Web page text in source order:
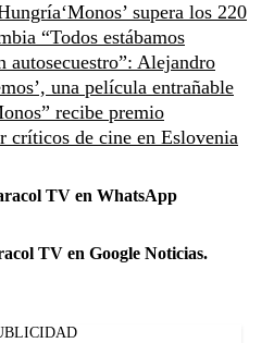
‘Monos’ supera los 220
“Todos estábamos
autosecuestro”: Alejandro
una película entrañable
recibe premio
críticos de cine en Eslovenia
TV en WhatsApp
TV en Google Noticias.